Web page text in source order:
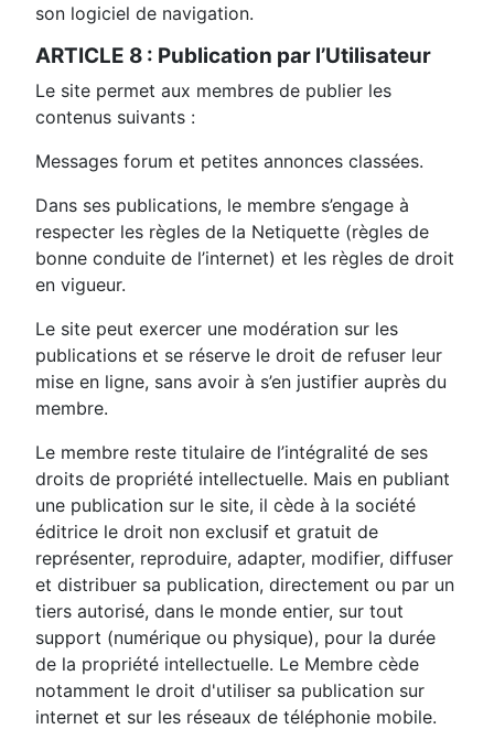
son logiciel de navigation.
ARTICLE 8 : Publication par l’Utilisateur
Le site permet aux membres de publier les
contenus suivants :
Messages forum et petites annonces classées.
Dans ses publications, le membre s’engage à
respecter les règles de la Netiquette (règles de
bonne conduite de l’internet) et les règles de droit
en vigueur.
Le site peut exercer une modération sur les
publications et se réserve le droit de refuser leur
mise en ligne, sans avoir à s’en justifier auprès du
membre.
Le membre reste titulaire de l’intégralité de ses
droits de propriété intellectuelle. Mais en publiant
une publication sur le site, il cède à la société
éditrice le droit non exclusif et gratuit de
représenter, reproduire, adapter, modifier, diffuser
et distribuer sa publication, directement ou par un
tiers autorisé, dans le monde entier, sur tout
support (numérique ou physique), pour la durée
de la propriété intellectuelle. Le Membre cède
notamment le droit d'utiliser sa publication sur
internet et sur les réseaux de téléphonie mobile.